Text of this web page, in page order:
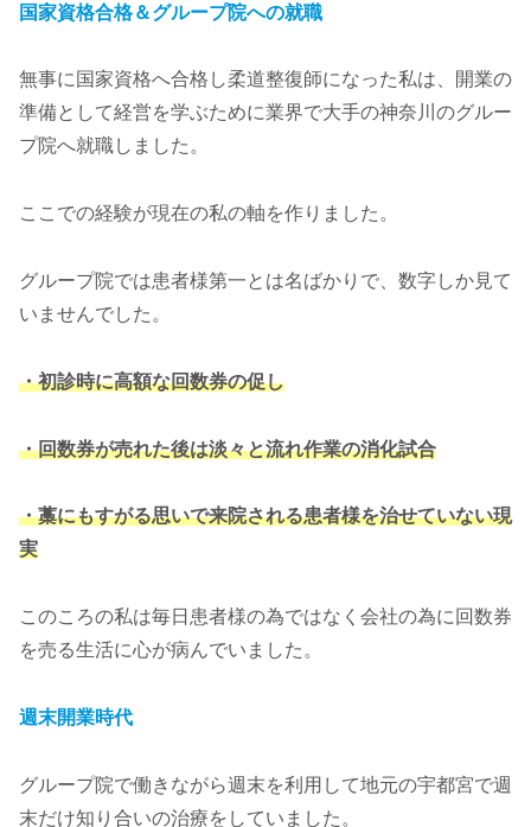
国家資格合格＆グループ院への就職
無事に国家資格へ合格し柔道整復師になった私は、開業の
準備として経営を学ぶために業界で大手の神奈川のグルー
プ院へ就職しました。
ここでの経験が現在の私の軸を作りました。
グループ院では患者様第一とは名ばかりで、数字しか見て
いませんでした。
・初診時に高額な回数券の促し
・回数券が売れた後は淡々と流れ作業の消化試合
・藁にもすがる思いで来院される患者様を治せていない現
実
このころの私は毎日患者様の為ではなく会社の為に回数券
を売る生活に心が病んでいました。
週末開業時代
グループ院で働きながら週末を利用して地元の宇都宮で週
末だけ知り合いの治療をしていました。